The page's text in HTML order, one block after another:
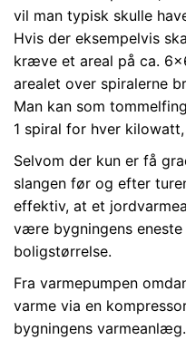
vil man typisk skulle
Hvis der eksempelvis
kræve et areal på ca.
arealet over spiralerne
Man kan som
1 spiral for hver
Selvom der kun er få
slangen før og efter
effektiv, at et
være bygningens
boligstørrelse.
Fra varmepumpen
varme via en
bygningens